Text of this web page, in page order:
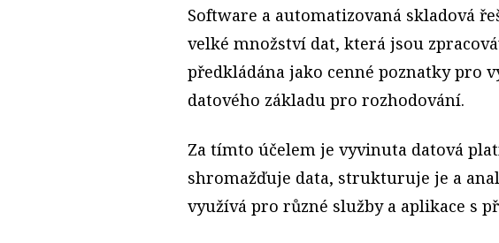
Software a automatizovaná skladová
velké množství dat, která jsou
předkládána jako cenné poznatky pro
datového základu pro rozhodování.
Za tímto účelem je vyvinuta datová
shromažďuje data, strukturuje je a
využívá pro různé služby a aplikace s